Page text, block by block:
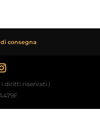
consegna
i diritti riservati |